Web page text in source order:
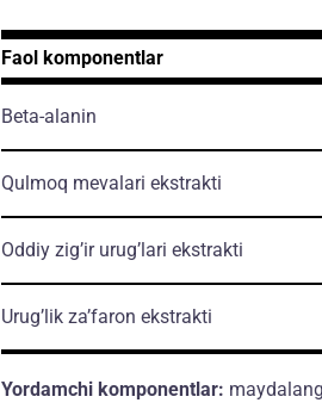
Faol komponentlar
Beta-alanin
Qulmoq mevalari ekstrakti
Oddiy zig’ir urug’lari ekstrakti
Urug’lik za’faron ekstrakti
Yordamchi komponentlar: